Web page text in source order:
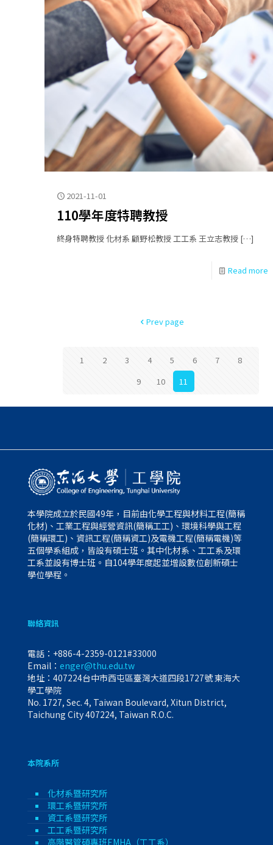
2021-11-01
110學年度特聘教授
終身特聘教授 化材系 顧野松教授 工工系 王立志教授 […]
Read more
Prev page
1 2 3 4 5 6 7
8
9
10 11
本學院成立於民國49年，目前由化學工程與材料工程(簡稱
化材)、工業工程與經營資訊(簡稱工工)、環境科學與工程
(簡稱環工)、資訊工程(簡稱資工)及電機工程(簡稱電機)等
五個學系組成，皆設有碩士班。其中化材系、工工系及環
工系並設有博士班。自104學年度起並增設數位創新碩士
學位學程。
聯絡資訊
電話： +886-4-2359-0121#33000
Email： enger@thu.edu.tw
地址：407224台中市西屯區臺灣大道四段1727號 東海大
學工學院
No. 1727, Sec. 4, Taiwan Boulevard, Xitun District,
Taichung City 407224, Taiwan R.O.C.
本院系所
化材系暨研究所
環工系暨研究所
資工系暨研究所
工工系暨研究所
高階醫管碩專班EMHA（工工系）